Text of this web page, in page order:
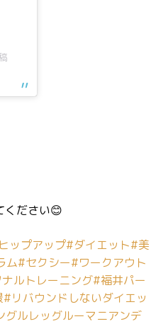
ください😊
ップアップ#ダイエット#美
ム#セクシー#ワークアウト
ルトレーニング#福井パー
#リバウンドしないダイエッ
グルレッグルーマニアンデ